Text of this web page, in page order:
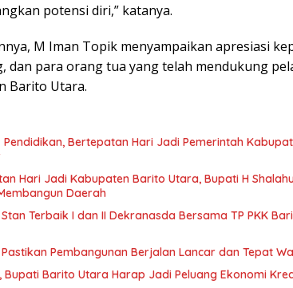
potensi diri,” katanya.
M Iman Topik menyampaikan apresiasi
dan para orang tua yang telah mendukung
Barito Utara.
Bertepatan Hari Jadi Pemerintah
Hari Jadi Kabupaten Barito Utara, Bupati H
Daerah
Terbaik I dan II Dekranasda Bersama TP PKK
Pembangunan Berjalan Lancar dan Tepat
Bupati Barito Utara Harap Jadi Peluang Ekonomi